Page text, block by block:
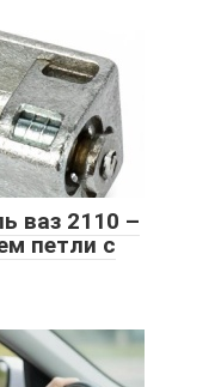
ваз 2110 –
петли с